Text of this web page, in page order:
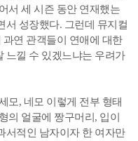
서 세 시즌 동안 연재했는
서 성장했다. 그런데 뮤지컬
연 관객들이 연애에 대한
느낄 수 있겠느냐는 우려가
모, 네모 이렇게 전부 형태
의 얼굴에 짱구머리, 입이
서적인 남자이자 한 여자만